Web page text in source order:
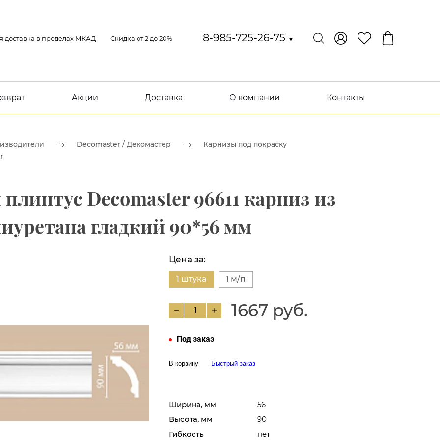
доставка в пределах МКАД Скидка от 2 до 20% 8-985-725-26-75 ▼
Акции Доставка О компании Контакты
Decomaster / Декомастер
Карнизы под покраску
Decomaster 96611 карниз из
гладкий 90*56 мм
Цена за:
1 штука 1 м/п
1667 руб.
Под заказ
В корзину Быстрый заказ
Ширина, мм
56
Высота, мм
90
Гибкость
нет